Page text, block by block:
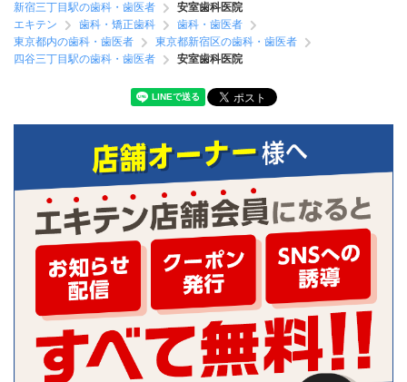
新宿三丁目駅の歯科・歯医者
安室歯科医院
エキテン
歯科・矯正歯科
歯科・歯医者
東京都内の歯科・歯医者
東京都新宿区の歯科・歯医者
四谷三丁目駅の歯科・歯医者
安室歯科医院